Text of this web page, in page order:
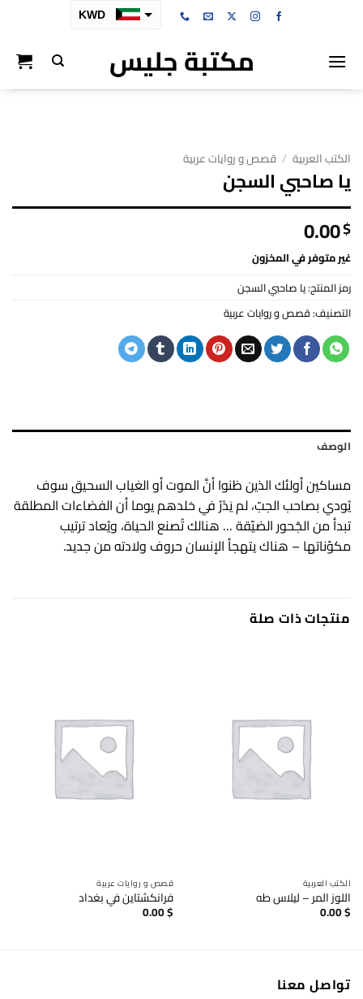
KWD
مكتبة جليس
الكتب العربية / قصص و روايات عربية
يا صاحبي السجن
0.00$
غير متوفر في المخزون
رمز المنتج:يا صاحبي السجن
التصنيف:قصص و روايات عربية
الوصف
مساكين أولئك الذين ظنوا أنَّ الموت أو الغياب السحيق سوف
يُودي بصاحب الجبّ، لم يَدْرُ في خلدهم يوما أن الفضاءات المطلقة
تبدأ من الجُحور الضيّقة … هنالك تُصنع الحياة، ويُعاد ترتيب
مكوّناتها – هناك يتهجأ الإنسان حروف ولادته من جديد.
منتجات ذات صلة
الكتب العربية
اللوز المر – ليلاس طه
0.00$
قصص و روايات عربية
فرانكشتاين في بغداد
0.00$
تواصل معنا